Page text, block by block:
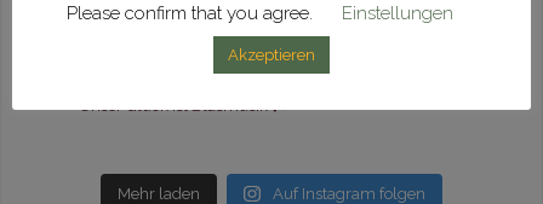
Mehr laden Auf Instagram folgen
Please confirm that you agree.
Einstellungen
Akzeptieren